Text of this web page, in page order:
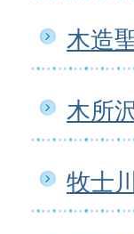
木造
木所
牧士